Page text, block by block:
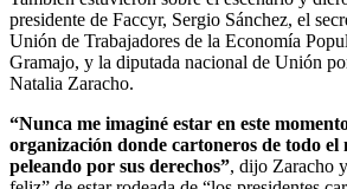
presidente de Faccyr, Sergio Sánchez, el
Unión de Trabajadores de la Economía
Gramajo, y la diputada nacional de Unión
Natalia Zaracho.
“Nunca me imaginé estar en este
organización donde cartoneros de todo el
peleando por sus derechos”, dijo Zaracho